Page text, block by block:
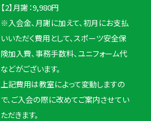
【2】月謝：9,980円
※入会金、月謝に加えて、初月にお支払
いいただく費用として、スポーツ安全保
険加入費、事務手数料、ユニフォーム代
などがございます。
上記費用は教室によって変動しますの
で、ご入会の際に改めてご案内させてい
ただきます。